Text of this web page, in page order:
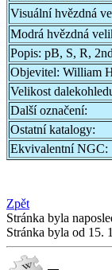
Visuální hvězdná
Modrá hvězdná
Popis: pB, S, R,
Objevitel: William
Velikost
Další označení:
Ostatní katalogy:
Ekvivalentní NGC:
Zpět
Stránka byla
Stránka byla od 15.